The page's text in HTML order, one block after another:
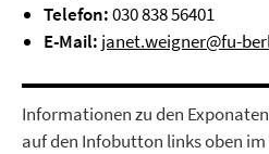
Telefon:030 838 56401
E-Mail: janet.weigner@fu-
Informationen zu den
auf den Infobutton links oben im